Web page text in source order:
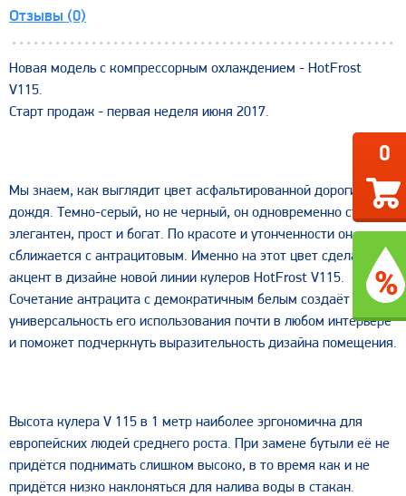
Отзывы (0)
Новая модель с компрессорным охлаждением - HotFrost
V115.
Старт продаж - первая неделя июня 2017.
Мы знаем, как выглядит цвет асфальтированной дороги после
дождя. Темно-серый, но не черный, он одновременно строг и
элегантен, прост и богат. По красоте и утонченности он
сближается с антрацитовым. Именно на этот цвет сделан
акцент в дизайне новой линии кулеров HotFrost V115.
Сочетание антрацита с демократичным белым создаёт
универсальность его использования почти в любом интерьере
и поможет подчеркнуть выразительность дизайна помещения.
Высота кулера V 115 в 1 метр наиболее эргономична для
европейских людей среднего роста. При замене бутыли её не
придётся поднимать слишком высоко, в то время как и не
придётся низко наклоняться для налива воды в стакан.
0